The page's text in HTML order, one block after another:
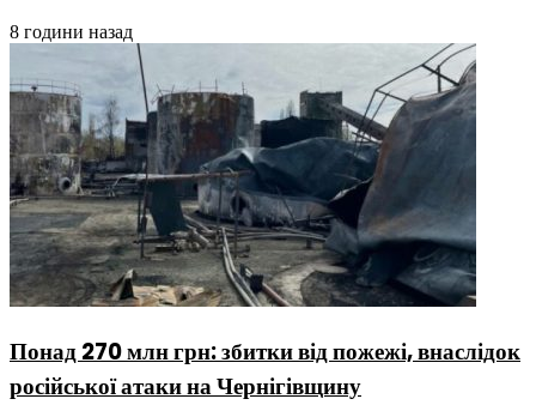
8 години назад
Понад 270 млн грн: збитки від пожежі, внаслідок
російської атаки на Чернігівщину